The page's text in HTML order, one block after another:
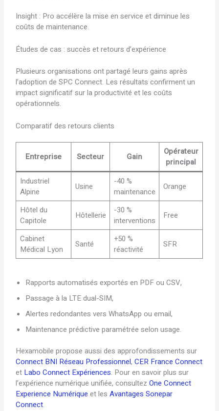
Insight : Pro accélère la mise en service et diminue les
coûts de maintenance.
Études de cas : succès et retours d’expérience
Plusieurs organisations ont partagé leurs gains après
l’adoption de SPC Connect. Les résultats confirment un
impact significatif sur la productivité et les coûts
opérationnels.
Comparatif des retours clients
Entreprise Secteur Gain
Opérateur
principal
Industriel
Alpine
Usine
-40 %
maintenance
Orange
Hôtel du
Capitole
Hôtellerie
-30 %
interventions
Free
Cabinet
Médical Lyon
Santé
+50 %
réactivité
SFR
Rapports automatisés exportés en PDF ou CSV,
Passage à la LTE dual-SIM,
Alertes redondantes vers WhatsApp ou email,
Maintenance prédictive paramétrée selon usage.
Hexamobile propose aussi des approfondissements sur
Connect BNI Réseau Professionnel,CER France Connect
et Labo Connect Expériences. Pour en savoir plus sur
l’expérience numérique unifiée, consultezOne Connect
Experience Numérique et lesAvantages Sonepar
Connect.